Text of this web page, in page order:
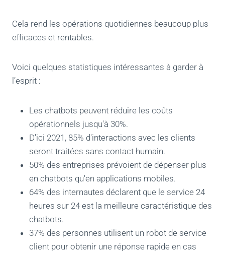
Cela rend les opérations quotidiennes beaucoup plus
efficaces et rentables.
Voici quelques statistiques intéressantes à garder à
l’esprit :
Les chatbots peuvent réduire les coûts
opérationnels jusqu'à 30%.
D'ici 2021, 85% d'interactions avec les clients
seront traitées sans contact humain.
50% des entreprises prévoient de dépenser plus
en chatbots qu'en applications mobiles.
64% des internautes déclarent que le service 24
heures sur 24 est la meilleure caractéristique des
chatbots.
37% des personnes utilisent un robot de service
client pour obtenir une réponse rapide en cas